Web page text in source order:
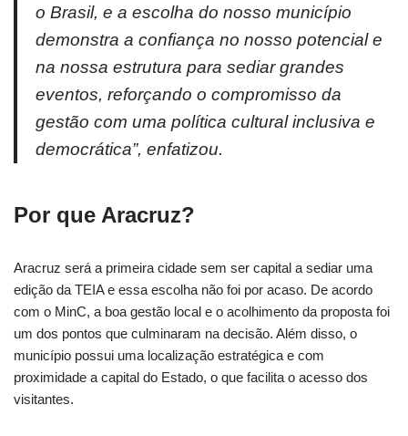
o Brasil, e a escolha do nosso município
demonstra a confiança no nosso potencial e
na nossa estrutura para sediar grandes
eventos, reforçando o compromisso da
gestão com uma política cultural inclusiva e
democrática”, enfatizou.
Por que Aracruz?
Aracruz será a primeira cidade sem ser capital a sediar uma
edição da TEIA e essa escolha não foi por acaso. De acordo
com o MinC, a boa gestão local e o acolhimento da proposta foi
um dos pontos que culminaram na decisão. Além disso, o
município possui uma localização estratégica e com
proximidade a capital do Estado, o que facilita o acesso dos
visitantes.